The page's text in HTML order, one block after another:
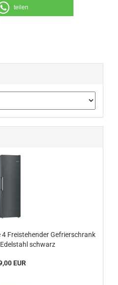
teilen
4 Freistehender Gefrierschrank
schwarz
EUR